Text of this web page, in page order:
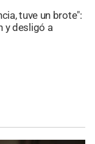
tuve un brote":
y desligó a